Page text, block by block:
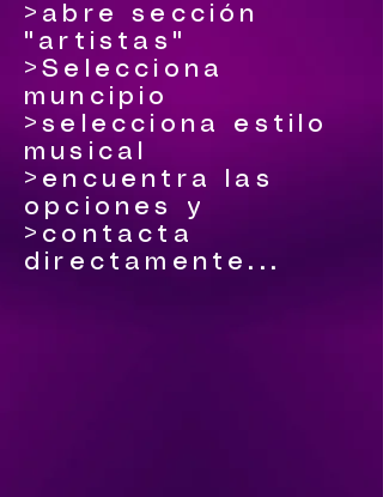
>abre sección
"artistas"
>Selecciona
muncipio
>selecciona estilo
musical
>encuentra las
opciones y
>contacta
directamente...